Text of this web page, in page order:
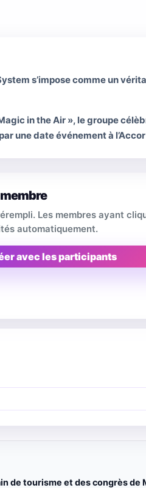
s’impose comme un
in the Air », le groupe
une date événement à
Les membres ayant
automatiquement.
avec les participants
de tourisme et des congrès de